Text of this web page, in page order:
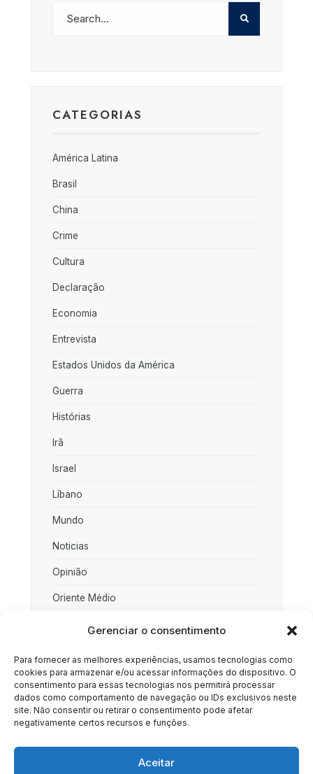
Gerenciar o consentimento
Para fornecer as melhores experiências, usamos tecnologias como
cookies para armazenar e/ou acessar informações do dispositivo. O
consentimento para essas tecnologias nos permitirá processar
dados como comportamento de navegação ou IDs exclusivos neste
site. Não consentir ou retirar o consentimento pode afetar
negativamente certos recursos e funções.
Aceitar
CATEGORIAS
América Latina
Brasil
China
Crime
Cultura
Declaração
Economia
Entrevista
Estados Unidos da América
Guerra
Histórias
Irã
Israel
Líbano
Mundo
Noticias
Opinião
Oriente Médio
Rússia
Sociedade
Uncategorized